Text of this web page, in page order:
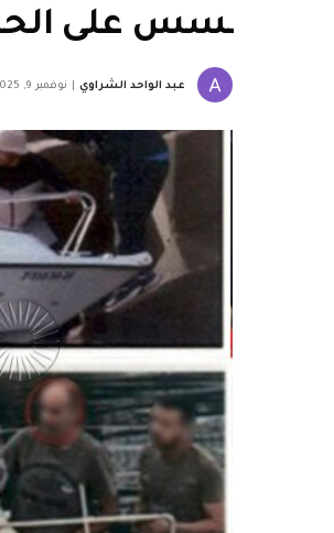
ـسس على
عبد الواحد الشراوي نوفمبر 9, 2025